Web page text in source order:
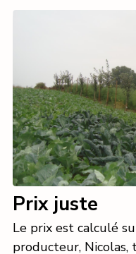
Prix juste
Le prix est calculé
producteur,